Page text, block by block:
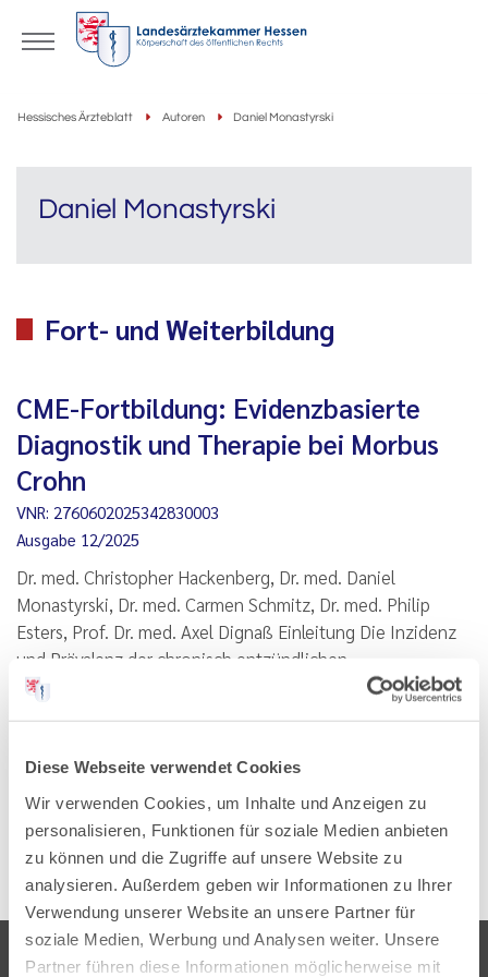
Diese Webseite verwendet Cookies
Wir verwenden Cookies, um Inhalte und Anzeigen zu
personalisieren, Funktionen für soziale Medien anbieten
zu können und die Zugriffe auf unsere Website zu
analysieren. Außerdem geben wir Informationen zu Ihrer
Verwendung unserer Website an unsere Partner für
soziale Medien, Werbung und Analysen weiter. Unsere
Partner führen diese Informationen möglicherweise mit
Hessisches Ärzteblatt Autoren Daniel Monastyrski
Daniel Monastyrski
Fort- und Weiterbildung
CME-Fortbildung: Evidenzbasierte
Diagnostik und Therapie bei Morbus
Crohn
VNR: 2760602025342830003
Ausgabe 12/2025
Dr. med. Christopher Hackenberg, Dr. med. Daniel
Monastyrski, Dr. med. Carmen Schmitz, Dr. med. Philip
Esters, Prof. Dr. med. Axel Dignaß Einleitung Die Inzidenz
und Prävalenz der chronisch entzündlichen
Darmerkrankungen (CED) und insbesondere des Morbus
Lesen PDF